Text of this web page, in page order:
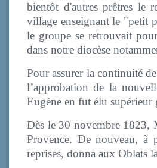
bientôt d'autres prêtres le
village enseignant le "petit
le groupe se retrouvait
dans notre diocèse
Pour assurer la continuité
l’approbation de la
Eugène en fut élu supérieur
Dès le 30 novembre 1823,
Provence. De nouveau, à
reprises, donna aux Oblats